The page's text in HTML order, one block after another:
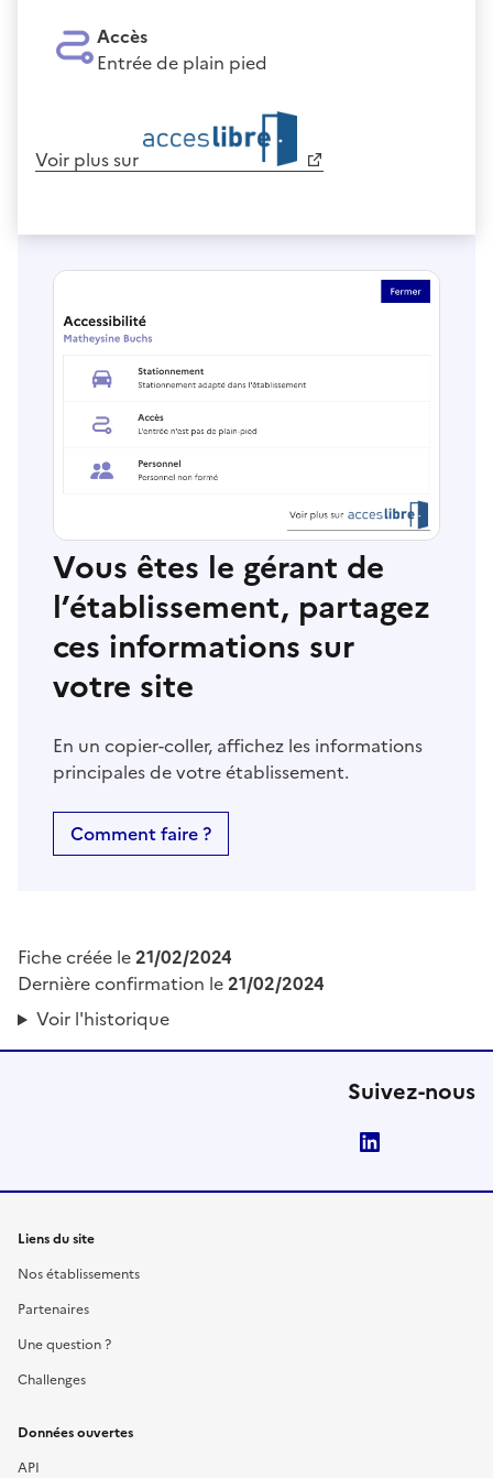
Accès
Entrée de plain pied
Voir plus sur
Vous êtes le gérant de
l’établissement, partagez
ces informations sur
votre site
En un copier-coller, affichez les informations
principales de votre établissement.
Comment faire ?
Fiche créée le21/02/2024
Dernière confirmation le21/02/2024
Voir l'historique
Suivez-nous
Liens du site
Nos établissements
Partenaires
Une question ?
Challenges
Données ouvertes
API